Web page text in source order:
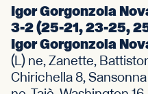
Igor Gorgonzola
3-2 (25-21, 23-25,
Igor Gorgonzola
(L) ne, Zanette,
Chirichella 8,